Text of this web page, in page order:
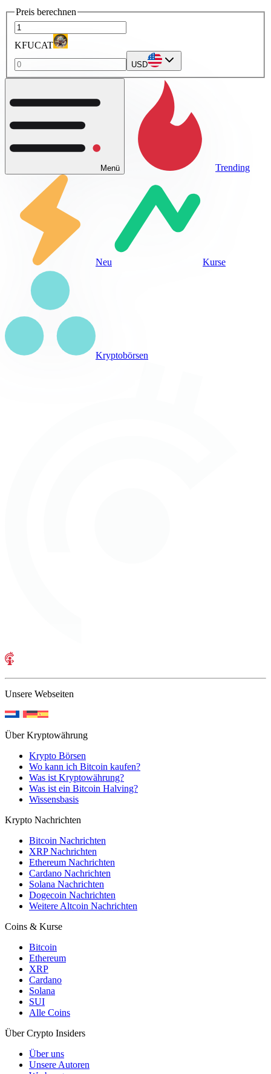
Preis berechnen
KFUCAT
USD
Menü Trending
Neu Kurse
Kryptobörsen
Unsere Webseiten
Über Kryptowährung
Krypto Börsen
Wo kann ich Bitcoin kaufen?
Was ist Kryptowährung?
Was ist ein Bitcoin Halving?
Wissensbasis
Krypto Nachrichten
Bitcoin Nachrichten
XRP Nachrichten
Ethereum Nachrichten
Cardano Nachrichten
Solana Nachrichten
Dogecoin Nachrichten
Weitere Altcoin Nachrichten
Coins & Kurse
Bitcoin
Ethereum
XRP
Cardano
Solana
SUI
Alle Coins
Über Crypto Insiders
Über uns
Unsere Autoren